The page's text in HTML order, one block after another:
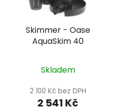
Skimmer - Oase
AquaSkim 40
Skladem
2 100 Kč bez DPH
2 541 Kč